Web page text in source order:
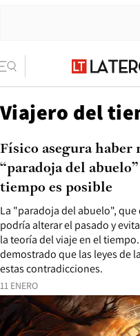
Viajero del
11 ENERO
La "paradoja del abuelo",
podría alterar el pasado y
la teoría del viaje en el
demostrado que las leyes de
estas contradicciones.
Físico asegura haber
“paradoja del
tiempo es posible